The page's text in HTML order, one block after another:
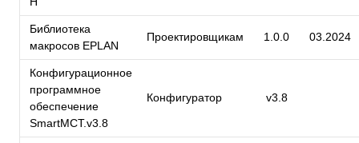
Библиотека
макросов EPLAN
Проектировщикам 1.0.0 03.2024
Конфигурационное
программное
обеспечение
SmartMCT.v3.8
Конфигуратор v3.8